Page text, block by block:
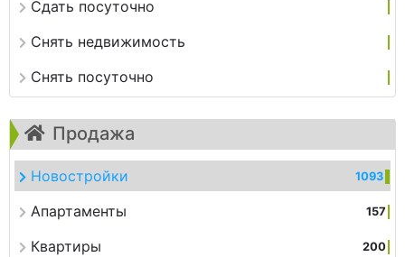
Сдать посуточно
Снять недвижимость
Снять посуточно
Продажа
Новостройки 1093
Апартаменты 157
Квартиры 200